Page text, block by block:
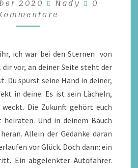
IHR,
ICH
WAR
DEN
STERNEN
/
REZENSION
2020 Nady
0
ich war bei den Sternen von
vor, an deiner Seite steht der
Du spürst seine Hand in deiner,
in deine. Es ist sein Lächeln,
Die Zukunft gehört euch
heiraten. Und in deinem Bauch
Allein der Gedanke daran
vor Glück. Doch dann: ein
Ein abgelenkter Autofahrer.